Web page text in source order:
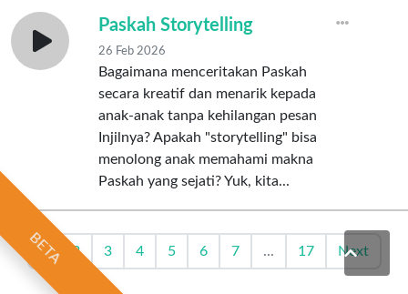
BETA
Paskah Storytelling
26 Feb 2026
Bagaimana menceritakan Paskah
secara kreatif dan menarik kepada
anak-anak tanpa kehilangan pesan
Injilnya? Apakah "storytelling" bisa
menolong anak memahami makna
Paskah yang sejati? Yuk, kita...
1 2 3 4 5 6 7 ... 17 Next